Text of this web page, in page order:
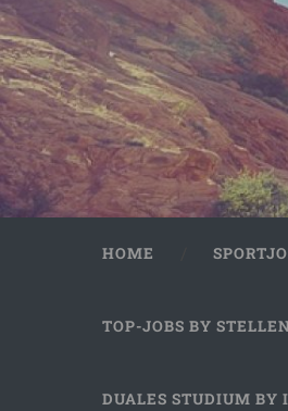
HOME
TOP-JOBS BY
DUALES STUDIUM BY